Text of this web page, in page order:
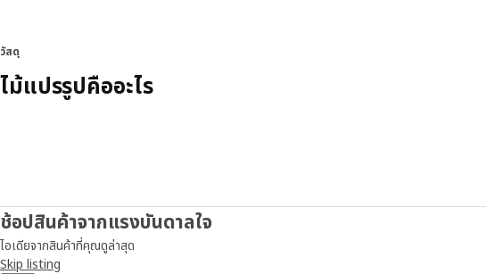
วัสดุ
ไม้แปรรูปคืออะไร
ช้อปสินค้าจากแรงบันดาลใจ
ไอเดียจากสินค้าที่คุณดูล่าสุด
Skip listing